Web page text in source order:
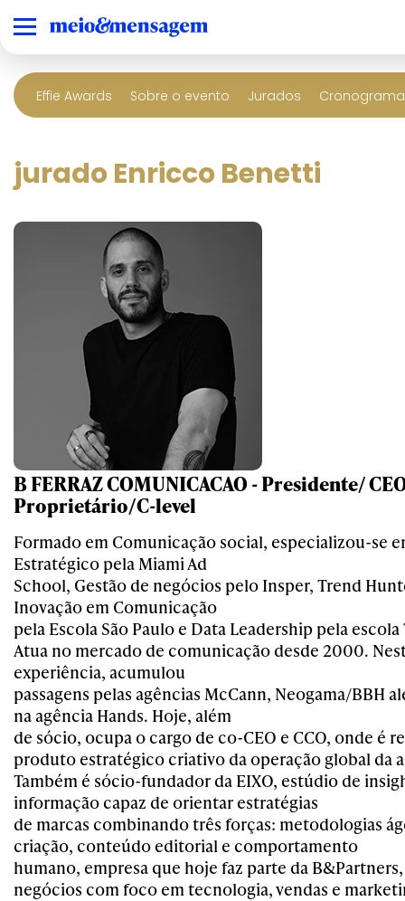
Effie Awards Sobre o evento Jurados
jurado Enricco Benetti
B FERRAZ COMUNICACAO - Presidente/
Proprietário/C-level
Formado em Comunicação social, especializou-se
Estratégico pela Miami Ad
School, Gestão de negócios pelo Insper, Trend
Inovação em Comunicação
pela Escola São Paulo e Data Leadership pela escola
Atua no mercado de comunicação desde 2000.
experiência, acumulou
passagens pelas agências McCann, Neogama/BBH
na agência Hands. Hoje, além
de sócio, ocupa o cargo de co-CEO e CCO, onde é
produto estratégico criativo da operação global da
Também é sócio-fundador da EIXO, estúdio de
informação capaz de orientar estratégias
de marcas combinando três forças: metodologias
criação, conteúdo editorial e comportamento
humano, empresa que hoje faz parte da
negócios com foco em tecnologia, vendas e